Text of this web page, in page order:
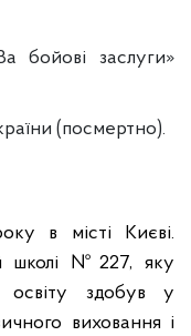
бойові заслуги»
(посмертно).
в місті Києві.
школі № 227, яку
здобув у
виховання і